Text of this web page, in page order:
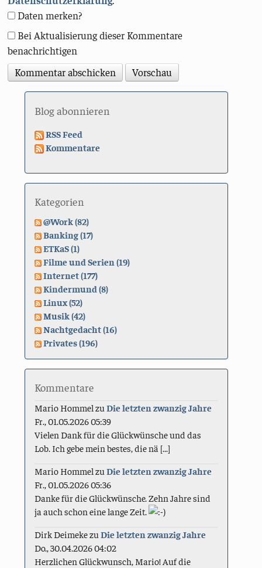
Daten merken?
Bei Aktualisierung dieser Kommentare
benachrichtigen
Blog abonnieren
RSS Feed
Kommentare
Kategorien
@Work (82)
Banking (17)
ETKaS (1)
Filme und Serien (19)
Internet (177)
Kindermund (8)
Linux (52)
Musik (42)
Nachtgedacht (16)
Privates (196)
Kommentare
Mario Hommel zuDie letzten zwanzig Jahre
Fr., 01.05.2026 05:39
Vielen Dank für die Glückwünsche und das
Lob. Ich gebe mein bestes, die nä [...]
Mario Hommel zuDie letzten zwanzig Jahre
Fr., 01.05.2026 05:36
Danke für die Glückwünsche. Zehn Jahre sind
ja auch schon eine lange Zeit.
Dirk DeimekezuDie letzten zwanzig Jahre
Do., 30.04.2026 04:02
Herzlichen Glückwunsch, Mario! Auf die